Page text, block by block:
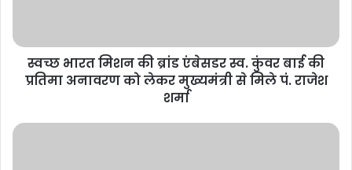
स्वच्छ भारत मिशन की ब्रांड एंबेसडर स्व. कुंवर बाई की
प्रतिमा अनावरण को लेकर मुख्यमंत्री से मिले पं. राजेश
शर्मा